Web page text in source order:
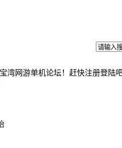
湾网游单机论坛！赶快注册登陆吧